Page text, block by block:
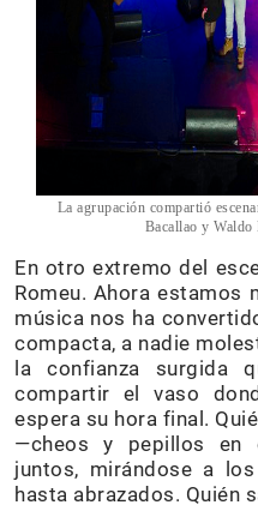
La agrupación compartió
Bacallao y Waldo
En otro extremo del
Romeu. Ahora estamos
música nos ha
compacta, a nadie
la confianza surgida
compartir el vaso
espera su hora final.
—cheos y pepillos en
juntos, mirándose a
hasta abrazados. Quién